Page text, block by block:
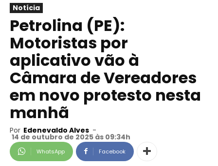
Notícia
Petrolina (PE):
Motoristas por
aplicativo vão à
Câmara de Vereadores
em novo protesto nesta
manhã
Por Edenevaldo Alves -
14 de outubro de 2025 às 09:34h
WhatsApp Facebook